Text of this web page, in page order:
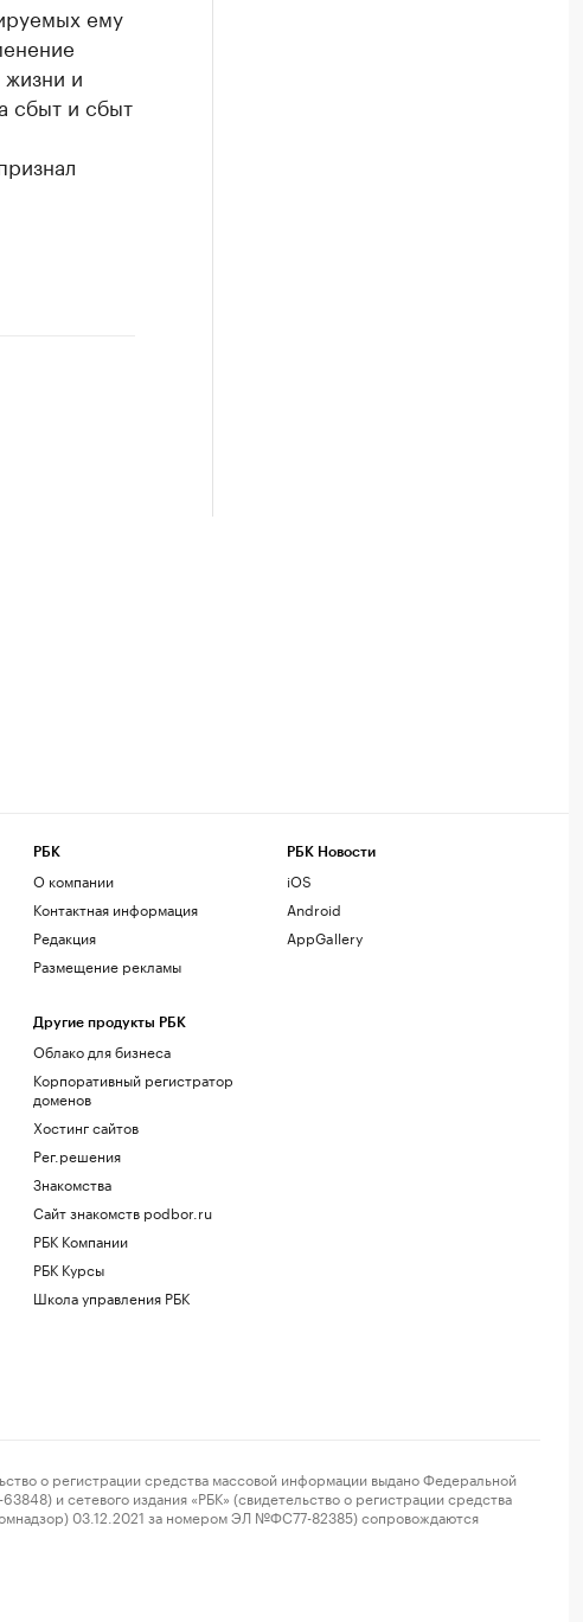
ему
жизни и
сбыт и сбыт
РБК
О компании
Контактная информация
Редакция
Размещение рекламы
Другие продукты РБК
Облако для бизнеса
Корпоративный регистратор
доменов
Хостинг сайтов
Рег.решения
Знакомства
Сайт знакомств podbor.ru
РБК Компании
РБК Курсы
Школа управления РБК
РБК Новости
iOS
Android
AppGallery
о регистрации средства массовой информации выдано Федеральной
и сетевого издания «РБК» (свидетельство о регистрации средства
03.12.2021 за номером ЭЛ №ФС77-82385) сопровождаются